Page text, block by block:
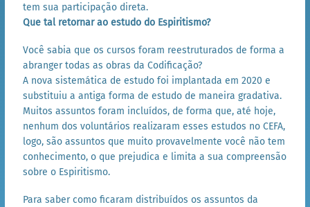
tem sua participação direta.
Que tal retornar ao estudo do Espiritismo?
Você sabia que os cursos foram reestruturados de forma a
abranger todas as obras da Codificação?
A nova sistemática de estudo foi implantada em 2020 e
substituiu a antiga forma de estudo de maneira gradativa.
Muitos assuntos foram incluídos, de forma que, até hoje,
nenhum dos voluntários realizaram esses estudos no CEFA,
logo, são assuntos que muito provavelmente você não tem
conhecimento, o que prejudica e limita a sua compreensão
sobre o Espiritismo.
Para saber como ficaram distribuídos os assuntos da